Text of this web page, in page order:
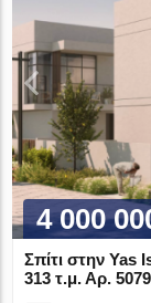
4 000
Σπίτι στην
313 τ.μ. Αρ.